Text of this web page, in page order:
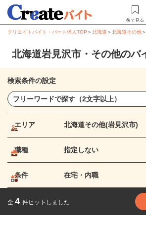
後で見る
クリエイトバイト・パート求人TOP ＞北海道 ＞北海道その他＞
北海道岩見沢市・その他のバ
検索条件の設定
エリア 北海道その他(岩見沢市)
職種 指定しない
条件 在宅・内職
全 4 件ヒットしました